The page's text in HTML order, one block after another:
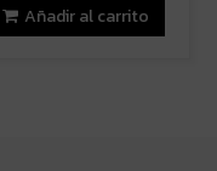
Añadir al carrito